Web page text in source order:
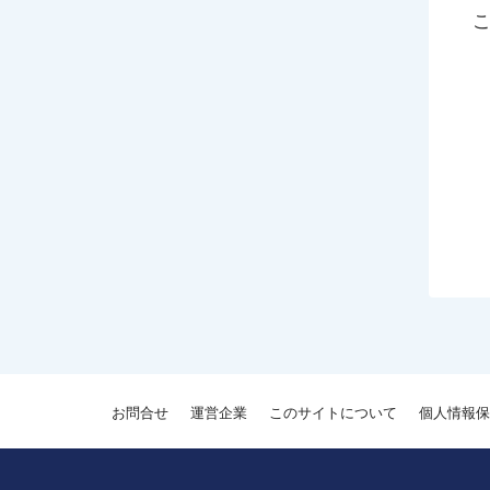
お問合せ 運営企業 このサイトについて 個人情報